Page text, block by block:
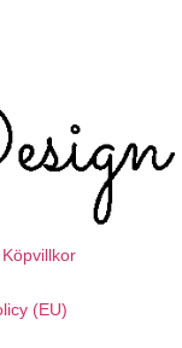
Köpvillkor
(EU)